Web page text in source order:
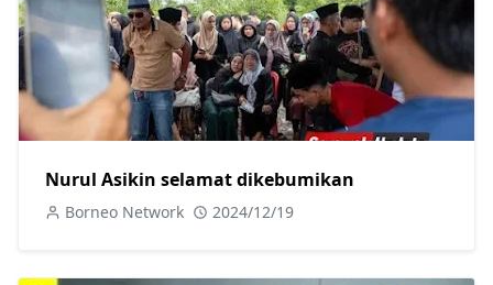
Nurul Asikin selamat dikebumikan
Borneo Network 2024/12/19